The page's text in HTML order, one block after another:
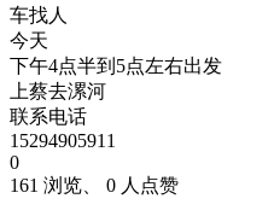
车找人
今天
下午4点半到5点左右出发
上蔡去漯河
联系电话
15294905911
0
161 浏览、 0 人点赞